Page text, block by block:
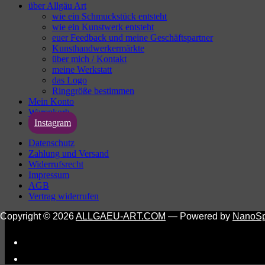
über Allgäu Art
wie ein Schmuckstück entsteht
wie ein Kunstwerk entsteht
euer Feedback und meine Geschäftspartner
Kunsthandwerkermärkte
über mich / Kontakt
meine Werkstatt
das Logo
Ringgröße bestimmen
Mein Konto
Warenkorb
Instagram
Datenschutz
Zahlung und Versand
Widerrufsrecht
Impressum
AGB
Vertrag widerrufen
Copyright © 2026ALLGAEU-ART.COM — Powered by